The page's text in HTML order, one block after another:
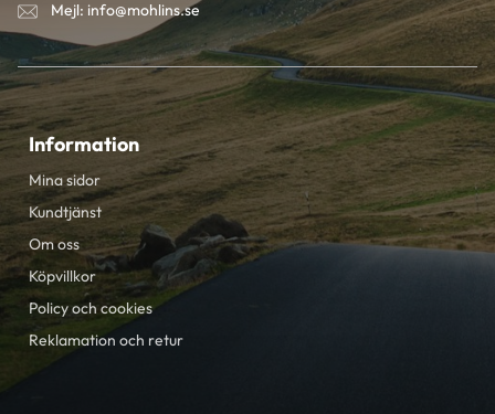
Mejl: info@mohlins.se
Information
Mina sidor
Kundtjänst
Om oss
Köpvillkor
Policy och cookies
Reklamation och retur